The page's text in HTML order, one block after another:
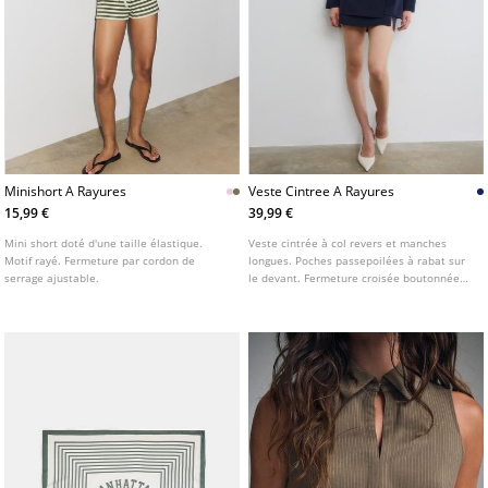
Minishort A Rayures
15,99 €
Mini short doté d'une taille élastique.
Motif rayé. Fermeture par cordon de
serrage ajustable.
Veste Cintree A Rayures
39,99 €
Veste cintrée à col revers et manches
longues. Poches passepoilées à rabat sur
le devant. Fermeture croisée boutonnée